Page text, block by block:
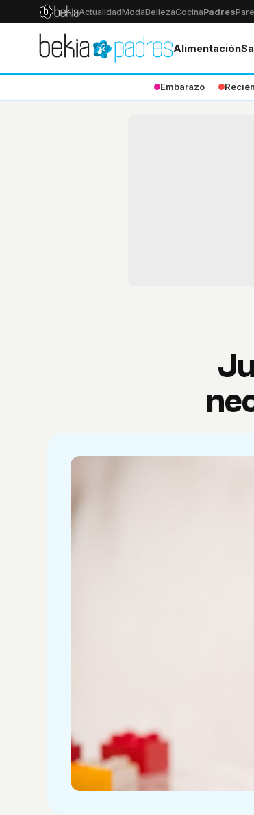
ActualidadModaBellezaCocinaPadres
Alimentación
Embarazo